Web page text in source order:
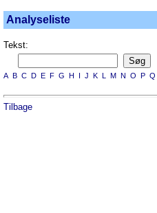
Analyseliste
Tekst:
A B C D E F G H I J K L M N O P Q
Tilbage